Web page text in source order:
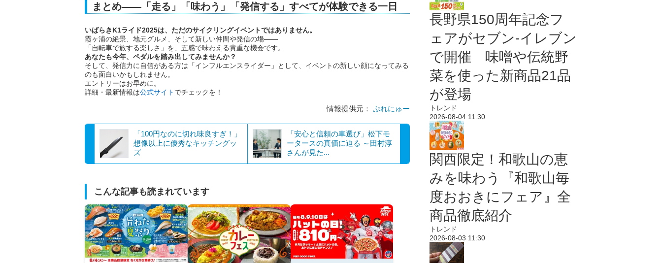
まとめ――「走る」「味わう」「発信する」すべてが体験できる一日
いばらきK1ライド2025は、ただのサイクリングイベントではありません。
霞ヶ浦の絶景、地元グルメ、そして新しい仲間や発信の場――
「自転車で旅する楽しさ」を、五感で味わえる貴重な機会です。
あなたも今年、ペダルを踏み出してみませんか？
そして、発信力に自信がある方は「インフルエンスライダー」として、イベントの新しい顔になってみる
のも面白いかもしれません。
エントリーはお早めに。
詳細・最新情報は公式サイト でチェックを！
情報提供元： ぷれにゅー
「100円なのに切れ味良すぎ！」
想像以上に優秀なキッチングッ
ズ
「安心と信頼の車選び」松下モ
ータースの真価に迫る ～田村淳
さんが見た...
こんな記事も読まれています
長野県150周年記念フ
ェアがセブン-イレブン
で開催 味噌や伝統野
菜を使った新商品21品
が登場
トレンド
2026-08-04 11:30
関西限定！和歌山の恵
みを味わう『和歌山毎
度おおきにフェア』全
商品徹底紹介
トレンド
2026-08-03 11:30